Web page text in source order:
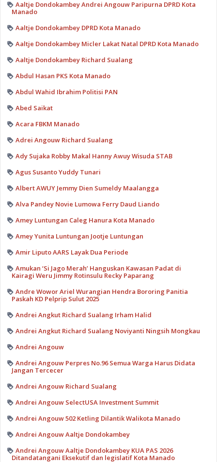
Aaltje Dondokambey Andrei Angouw Paripurna DPRD Kota
Manado
Aaltje Dondokambey DPRD Kota Manado
Aaltje Dondokambey Micler Lakat Natal DPRD Kota Manado
Aaltje Dondokambey Richard Sualang
Abdul Hasan PKS Kota Manado
Abdul Wahid Ibrahim Politisi PAN
Abed Saikat
Acara FBKM Manado
Adrei Angouw Richard Sualang
Ady Sujaka Robby Makal Hanny Awuy Wisuda STAB
Agus Susanto Yuddy Tunari
Albert AWUY Jemmy Dien Sumeldy Maalangga
Alva Pandey Novie Lumowa Ferry Daud Liando
Amey Luntungan Caleg Hanura Kota Manado
Amey Yunita Luntungan Jootje Luntungan
Amir Liputo AARS Layak Dua Periode
Amukan ‘Si Jago Merah’ Hanguskan Kawasan Padat di
Kairagi Weru Jimmy Rotinsulu Recky Paparang
Andre Wowor Ariel Wurangian Hendra Bororing Panitia
Paskah KD Pelprip Sulut 2025
Andrei Angkut Richard Sualang Irham Halid
Andrei Angkut Richard Sualang Noviyanti Ningsih Mongkau
Andrei Angouw
Andrei Angouw Perpres No.96 Semua Warga Harus Didata
Jangan Tercecer
Andrei Angouw Richard Sualang
Andrei Angouw SelectUSA Investment Summit
Andrei Angouw 502 Ketling Dilantik Walikota Manado
Andrei Angouw Aaltje Dondokambey
Andrei Angouw Aaltje Dondokambey KUA PAS 2026
Ditandatangani Eksekutif dan legislatif Kota Manado